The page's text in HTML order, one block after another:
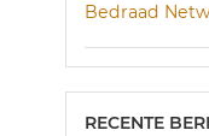
Bedraad
RECENTE